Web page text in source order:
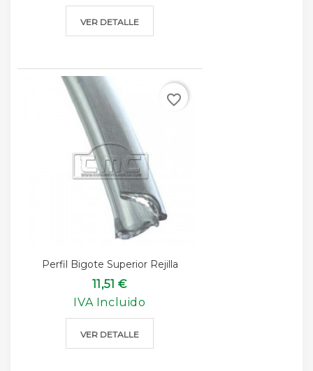
VER DETALLE
Perfil Bigote Superior Rejilla
11,51 €
IVA Incluido
VER DETALLE
favorite_border